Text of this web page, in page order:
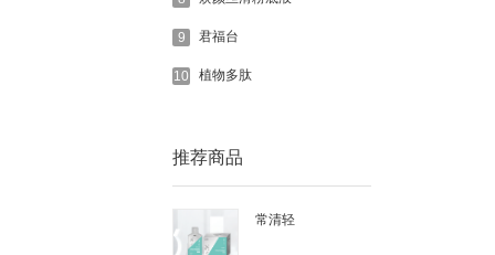
9 君福台
10 植物多肽
推荐商品
常清轻